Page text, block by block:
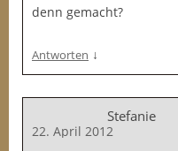
denn gemacht?
Antworten ↓
Stefanie
22. April 2012